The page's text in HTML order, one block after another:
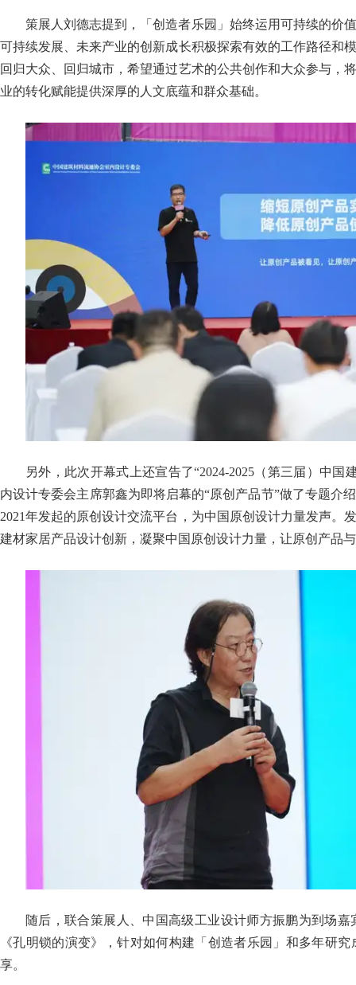
策展人刘德志提到，「创造者乐园」始终运用可持续的价
可持续发展、未来产业的创新成长积极探索有效的工作路径和
回归大众、回归城市，希望通过艺术的公共创作和大众参与，
业的转化赋能提供深厚的人文底蕴和群众基础。
另外，此次开幕式上还宣告了“2024-2025（第三届）中
内设计专委会主席郭鑫为即将启幕的“原创产品节”做了专题介
2021年发起的原创设计交流平台，为中国原创设计力量发声
建材家居产品设计创新，凝聚中国原创设计力量，让原创产品
随后，联合策展人、中国高级工业设计师方振鹏为到场
《孔明锁的演变》，针对如何构建「创造者乐园」和多年
享。